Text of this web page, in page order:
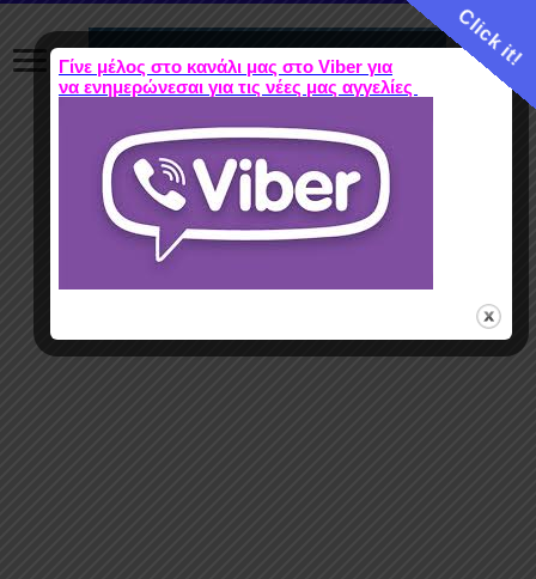
Click it!
Γίνε μέλος στο κανάλι μας στο Viber για
να ενημερώνεσαι για τις νέες μας αγγελίες